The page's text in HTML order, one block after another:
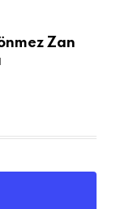
Zan